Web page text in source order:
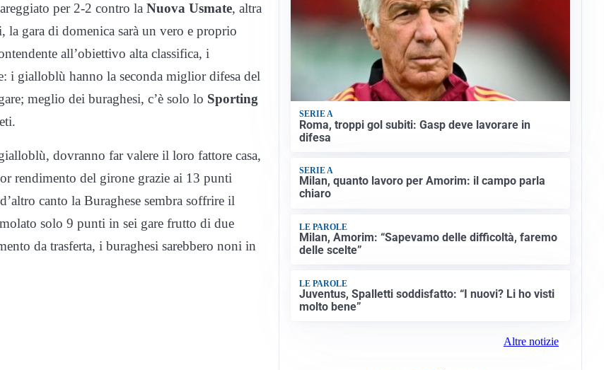
per 2-2 contro la Nuova Usmate, altra
gara di domenica sarà un vero e proprio
all’obiettivo alta classifica, i
i gialloblù hanno la seconda miglior difesa del
meglio dei buraghesi, c’è solo lo Sporting
dovranno far valere il loro fattore casa,
rendimento del girone grazie ai 13 punti
canto la Buraghese sembra soffrire il
solo 9 punti in sei gare frutto di due
da trasferta, i buraghesi sarebbero noni in
SERIE A
Roma, troppi gol subiti: Gasp deve lavorare in
difesa
SERIE A
Milan, quanto lavoro per Amorim: il campo parla
chiaro
LE PAROLE
Milan, Amorim: “Sapevamo delle difficoltà, faremo
delle scelte”
LE PAROLE
Juventus, Spalletti soddisfatto: “I nuovi? Li ho visti
molto bene”
Altre notizie